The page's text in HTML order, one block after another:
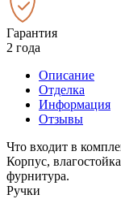
Гарантия
2 года
Описание
Отделка
Информация
Отзывы
Что входит в
Корпус,
фурнитура.
Ручки